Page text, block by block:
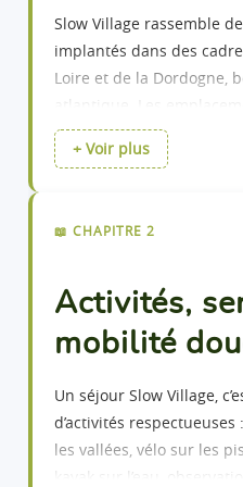
personnes - 26 m²
Slow Village rassemble
implantés dans des
Loire et de la Dordogne,
végétation existante. Les
bois, toiles,
Le confort proposé est
piscine ou plan
accessibles, avec des
hors haute saison. Les
fraîches et de paysages
estival.
+ Voir plus
📖 CHAPITRE 2
Activités,
mobilité
Un séjour Slow Village,
d’activités
les vallées, vélo sur les
kayak sur l’eau,